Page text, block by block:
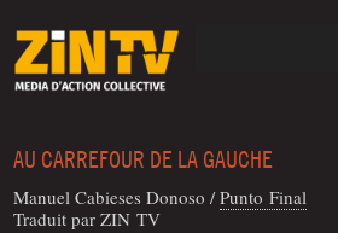
AU CARREFOUR DE LA GAUCHE
Manuel Cabieses Donoso /Pun­to Final
Tra­duit par ZIN TV